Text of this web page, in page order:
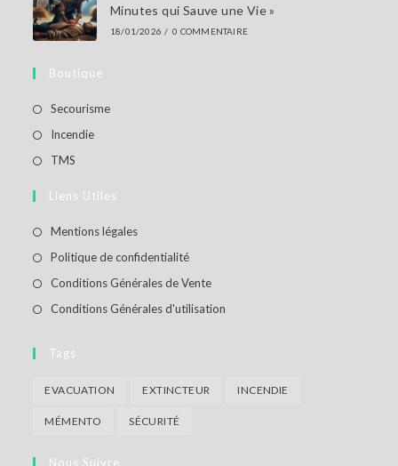
Minutes qui Sauve une Vie »
18/01/2026 / 0 COMMENTAIRE
Boutique
SecourismeS’ouvre
onglet
IncendieS’ouvre
nouvel
TMS
un
nouvel
Liens Utiles
Mentions légalesS’ouvre
dans
Politique de confidentialitéS’ouvre
dans
Conditions Générales de VenteS’ouvre
dans
Conditions Générales d'utilisation
onglet
Tags
EVACUATION EXTINCTEUR INCENDIE
MÉMENTO SÉCURITÉ
Nous Suivre